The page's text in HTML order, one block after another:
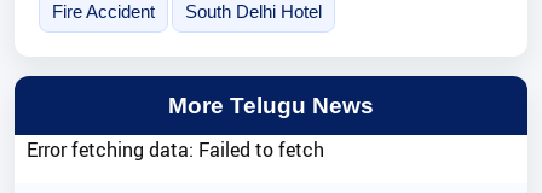
Fire Accident South Delhi Hotel
More Telugu News
Error fetching data: Failed to fetch